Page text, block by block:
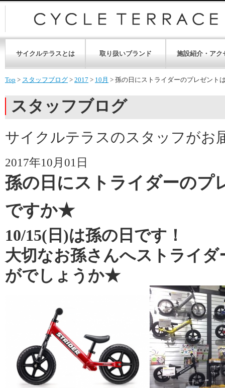
サイクルテラスとは 取り扱いブランド 施設紹介・アク
Top > スタッフブログ > 2017 > 10月 > 孫の日にストライダーのプレゼント
スタッフブログ
サイクルテラスのスタッフがお
2017年10月01日
孫の日にストライダーのプ
ですか★
10/15(日)は孫の日です！
大切なお孫さんへストライ
がでしょうか★